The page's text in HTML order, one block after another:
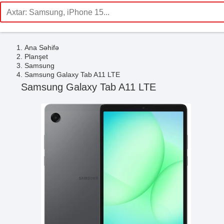
Ana Səhifə
Planşet
Samsung
Samsung Galaxy Tab A11 LTE
Samsung Galaxy Tab A11 LTE